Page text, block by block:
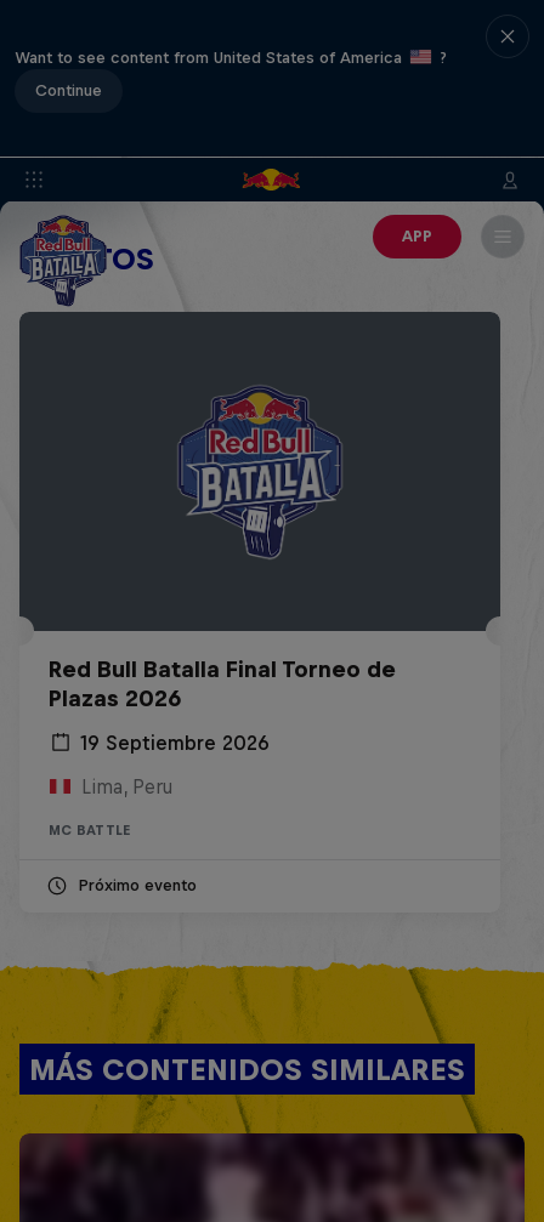
Want to see content from United States of America
?
Continue
APP
EVENTOS
Red Bull Batalla Final Torneo de
Plazas 2026
19 Septiembre 2026
Lima, Peru
MC BATTLE
Próximo evento
MÁS CONTENIDOS SIMILARES